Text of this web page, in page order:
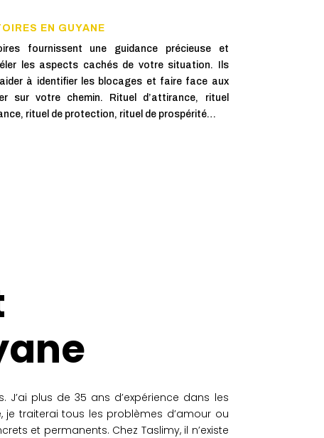
EN GUYANE
fournissent une guidance précieuse et
les aspects cachés de votre situation. Ils
à identifier les blocages et faire face aux
sur votre chemin. Rituel d’attirance, rituel
rituel de protection, rituel de prospérité…
plus de 35 ans d’expérience dans les
traiterai tous les problèmes d’amour ou
et permanents. Chez Taslimy, il n’existe